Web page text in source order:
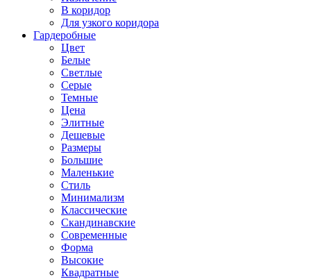
В коридор
Для узкого коридора
Гардеробные
Цвет
Белые
Светлые
Серые
Темные
Цена
Элитные
Дешевые
Размеры
Большие
Маленькие
Стиль
Минимализм
Классические
Скандинавские
Современные
Форма
Высокие
Квадратные